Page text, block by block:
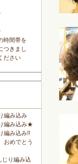
時間帯を
つきまし
ださい
編み込み
編み込み★
編み込み!!
めでとう
じり編み込